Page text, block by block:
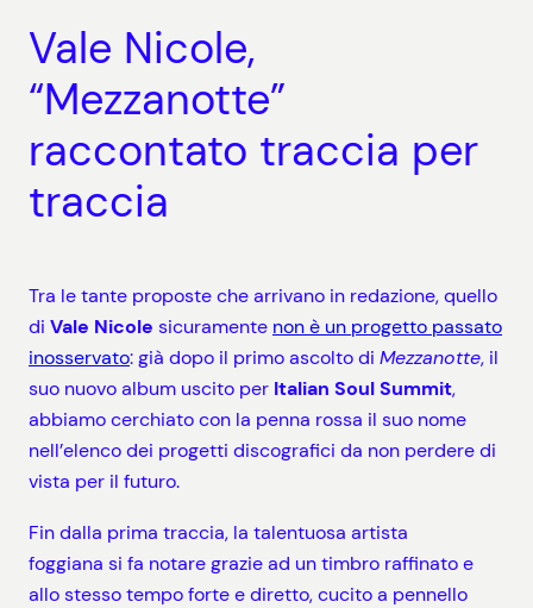
Vale Nicole,
“Mezzanotte”
raccontato traccia per
traccia
Tra le tante proposte che arrivano in redazione, quello
di Vale Nicole sicuramente non è un progetto passato
inosservato: già dopo il primo ascolto di Mezzanotte, il
suo nuovo album uscito per Italian Soul Summit,
abbiamo cerchiato con la penna rossa il suo nome
nell’elenco dei progetti discografici da non perdere di
vista per il futuro.
Fin dalla prima traccia, la talentuosa artista
foggiana si fa notare grazie ad un timbro raffinato e
allo stesso tempo forte e diretto, cucito a pennello